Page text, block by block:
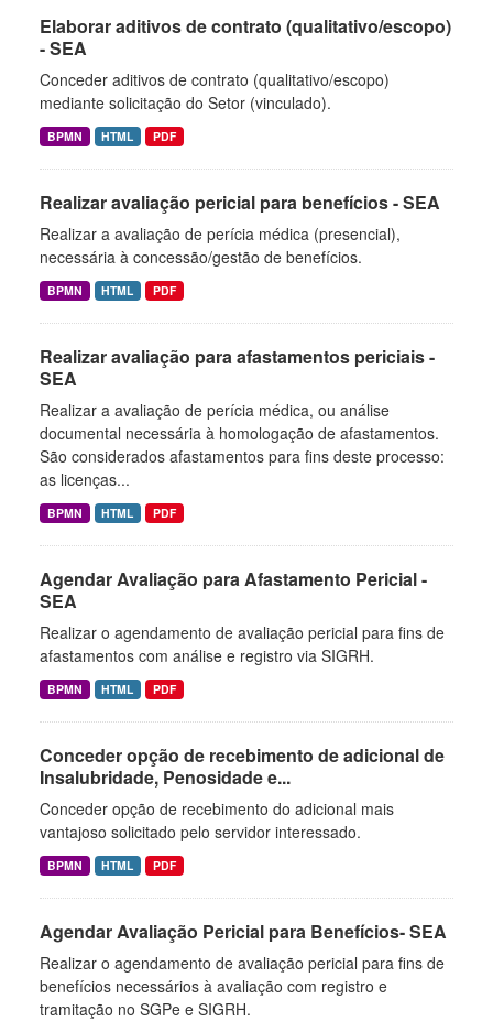
Elaborar aditivos de contrato (qualitativo/escopo)
- SEA
Conceder aditivos de contrato (qualitativo/escopo)
mediante solicitação do Setor (vinculado).
BPMN HTML PDF
Realizar avaliação pericial para benefícios - SEA
Realizar a avaliação de perícia médica (presencial),
necessária à concessão/gestão de benefícios.
BPMN HTML PDF
Realizar avaliação para afastamentos periciais -
SEA
Realizar a avaliação de perícia médica, ou análise
documental necessária à homologação de afastamentos.
São considerados afastamentos para fins deste processo:
as licenças...
BPMN HTML PDF
Agendar Avaliação para Afastamento Pericial -
SEA
Realizar o agendamento de avaliação pericial para fins de
afastamentos com análise e registro via SIGRH.
BPMN HTML PDF
Conceder opção de recebimento de adicional de
Insalubridade, Penosidade e...
Conceder opção de recebimento do adicional mais
vantajoso solicitado pelo servidor interessado.
BPMN HTML PDF
Agendar Avaliação Pericial para Benefícios- SEA
Realizar o agendamento de avaliação pericial para fins de
benefícios necessários à avaliação com registro e
tramitação no SGPe e SIGRH.